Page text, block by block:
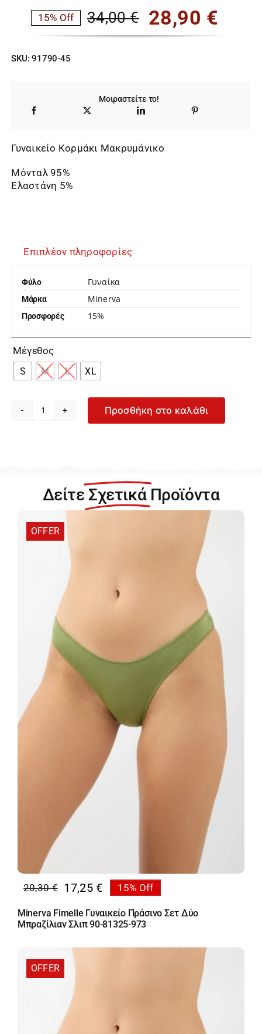
34,00€
Original
34,00 €.
28,90 €
Η
είναι:
28,90 €.
15% Off
SKU:91790-45
Μοιραστείτε το!
Γυναικείο Κορμάκι Μακρυμάνικο
Μόνταλ 95%
Ελαστάνη 5%
Επιπλέον πληροφορίες
Φύλο Γυναίκα
Μάρκα Minerva
Προσφορές 15%
Μέγεθος
S M L XL
Minerva
45
ποσότητα
Προσθήκη στο καλάθι
Δείτε Σχετικά Προϊόντα
OFFER
20,30€
Original
price
was:
17,25 €
Η
τρέχουσα
τιμή
15% Off
Minerva Fimelle Γυναικείο Πράσινο Σετ Δύο
Μπραζίλιαν Σλιπ 90-81325-973
OFFER